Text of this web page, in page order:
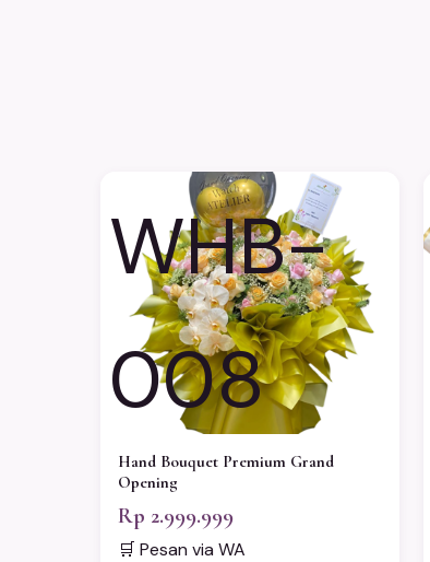
WHB-
008
Hand Bouquet Premium Grand
Opening
Rp 2.999.999
🛒 Pesan via WA